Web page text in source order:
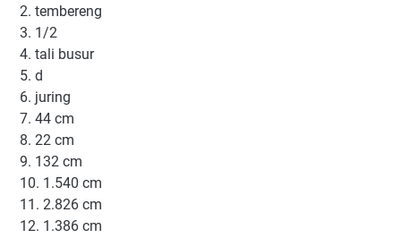
2. tembereng
3. 1/2
4. tali busur
5. d
6. juring
7. 44 cm
8. 22 cm
9. 132 cm
10. 1.540 cm
11. 2.826 cm
12. 1.386 cm